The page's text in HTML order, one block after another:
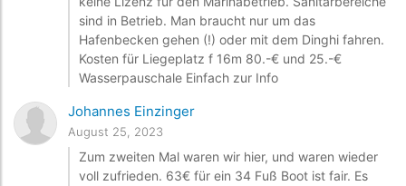
sind in Betrieb. Man braucht nur um das
Hafenbecken gehen (!) oder mit dem Dinghi fahren.
Kosten für Liegeplatz f 16m 80.-€ und 25.-€
Wasserpauschale Einfach zur Info
Johannes Einzinger
August 25, 2023
Zum zweiten Mal waren wir hier, und waren wieder
voll zufrieden. 63€ für ein 34 Fuß Boot ist fair. Es